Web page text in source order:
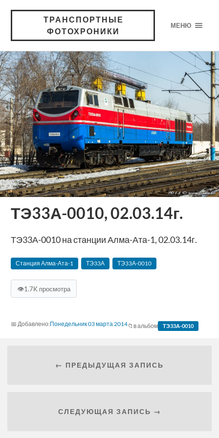
ТРАНСПОРТНЫЕ
ФОТОХРОНИКИ
МЕНЮ
ТЭ33А-0010, 02.03.14г.
ТЭ33А-0010 на станции Алма-Ата-1, 02.03.14г.
Станция Алма-Ата-1 ТЭ33А ТЭ33А-0010
👁1.7K просмотра
Понедельник 03 марта 2014 в альбом ТЭ33А-0010
← ПРЕДЫДУЩАЯ ЗАПИСЬ
СЛЕДУЮЩАЯ ЗАПИСЬ →